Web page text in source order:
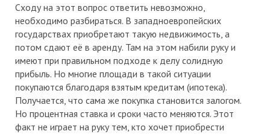
Сходу на этот вопрос ответить невозможно,
необходимо разбираться. В западноевропейских
государствах приобретают такую недвижимость, а
потом сдают её в аренду. Там на этом набили руку и
имеют при правильном подходе к делу солидную
прибыль. Но многие площади в такой ситуации
покупаются благодаря взятым кредитам (ипотека).
Получается, что сама же покупка становится залогом.
Но процентная ставка и сроки часто меняются. Этот
факт не играет на руку тем, кто хочет приобрести